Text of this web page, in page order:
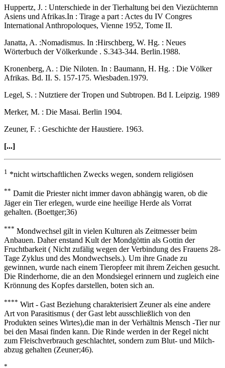
Huppertz, J. : Unterschiede in der Tierhaltung bei den Viezüchternn
Asiens und Afrikas.In : Tirage a part : Actes du IV Congres
International Anthropoloques, Vienne 1952, Tome II.
Janatta, A. :Nomadismus. In :Hirschberg, W. Hg. : Neues
Wörterbuch der Völkerkunde . S.343-344. Berlin.1988.
Kronenberg, A. : Die Niloten. In : Baumann, H. Hg. : Die Völker
Afrikas. Bd. II. S. 157-175. Wiesbaden.1979.
Legel, S. : Nutztiere der Tropen und Subtropen. Bd I. Leipzig. 1989
Merker, M. : Die Masai. Berlin 1904.
Zeuner, F. : Geschichte der Haustiere. 1963.
[...]
1 *nicht wirtschaftlichen Zwecks wegen, sondern religiösen
** Damit die Priester nicht immer davon abhängig waren, ob die
Jäger ein Tier erlegen, wurde eine heeilige Herde als Vorrat
gehalten. (Boettger;36)
*** Mondwechsel gilt in vielen Kulturen als Zeitmesser beim
Anbauen. Daher enstand Kult der Mondgöttin als Gottin der
Fruchtbarkeit ( Nicht zufälig wegen der Verbindung des Frauens 28-
Tage Zyklus und des Mondwechsels.). Um ihre Gnade zu
gewinnen, wurde nach einem Tieropfeer mit ihrem Zeichen gesucht.
Die Rinderhorne, die an den Mondsiegel erinnern und zugleich eine
Krönnung des Kopfes darstellen, boten sich an.
**** Wirt - Gast Beziehung charakterisiert Zeuner als eine andere
Art von Parasitismus ( der Gast lebt ausschließlich von den
Produkten seines Wirtes),die man in der Verhältnis Mensch -Tier nur
bei den Masai finden kann. Die Rinde werden in der Regel nicht
zum Fleischverbrauch geschlachtet, sondern zum Blut- und Milch-
abzug gehalten (Zeuner;46).
*